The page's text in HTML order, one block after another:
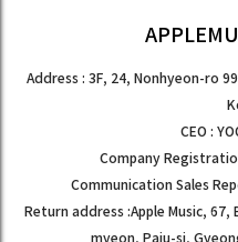
Address : 3F, 24, Nonhyeon-ro
CEO :
Company
Communication Sales
Return address :Apple Music,
myeon, Paju-si,